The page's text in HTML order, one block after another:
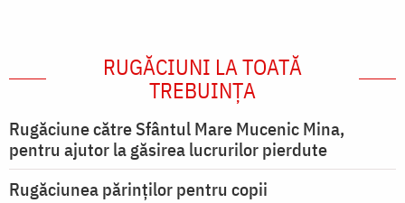
RUGĂCIUNI LA TOATĂ
TREBUINȚA
Rugăciune către Sfântul Mare Mucenic Mina,
pentru ajutor la găsirea lucrurilor pierdute
Rugăciunea părinților pentru copii